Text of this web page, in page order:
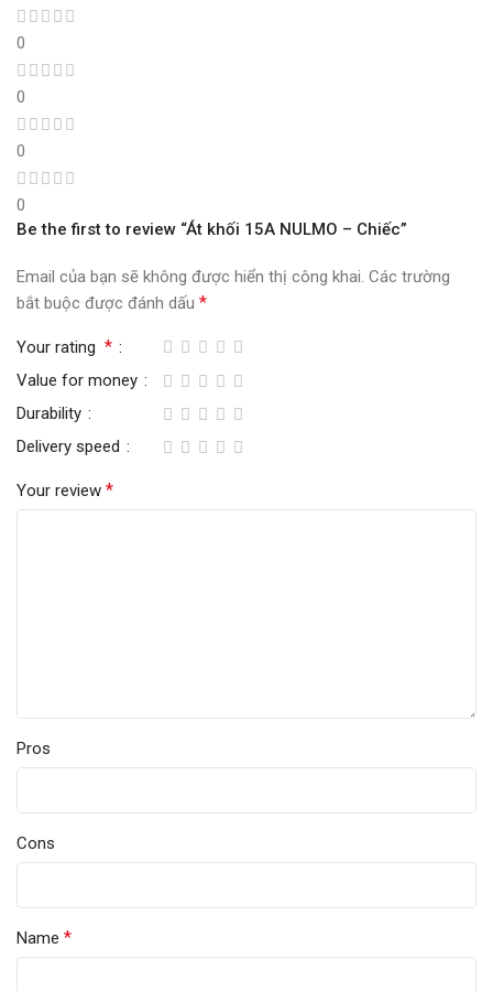
0
0
0
0
Be the first to review “Át khối 15A NULMO – Chiếc”
Email của bạn sẽ không được hiển thị công khai. Các trường
bắt buộc được đánh dấu *
Your rating *
Value for money
Durability
Delivery speed
Your review *
Pros
Cons
Name *